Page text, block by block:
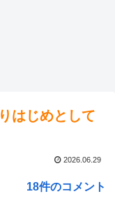
はじめとして
2026.06.29
18件のコメント